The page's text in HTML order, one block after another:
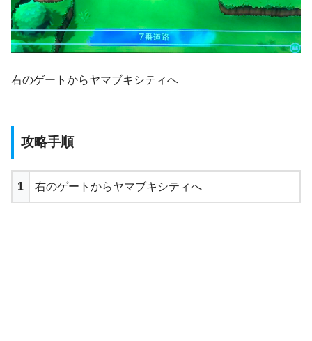
右のゲートからヤマブキシティへ
攻略手順
1 右のゲートからヤマブキシティへ